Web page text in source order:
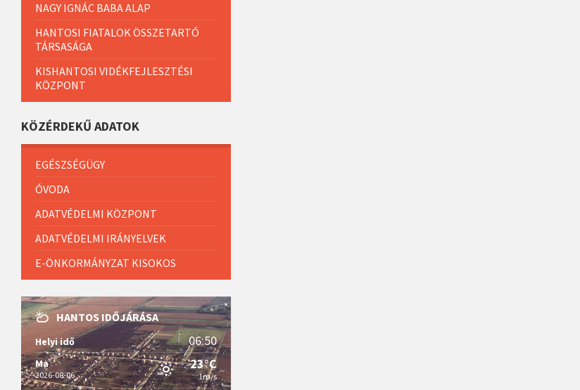
NAGY IGNÁC BABA ALAP
HANTOSI FIATALOK ÖSSZETARTÓ
TÁRSASÁGA
KISHANTOSI VIDÉKFEJLESZTÉSI
KÖZPONT
KÖZÉRDEKŰ ADATOK
EGÉSZSÉGÜGY
ÓVODA
ADATVÉDELMI KÖZPONT
ADATVÉDELMI IRÁNYELVEK
E-ÖNKORMÁNYZAT KISOKOS
HANTOS IDŐJÁRÁSA
Helyi idő 06:50
Ma
2026-08-06
23°C
1m/s